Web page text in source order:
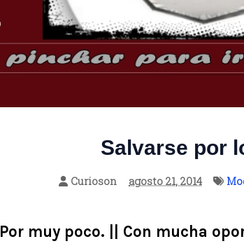
Salvarse por
Curioson agosto 21, 2014
Por muy poco. || Con mucha